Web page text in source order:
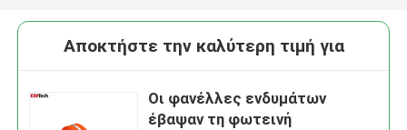
Αποκτήστε την καλύτερη τιμή για
Οι φανέλλες ενδυμάτων
έβαψαν τη φωτεινή